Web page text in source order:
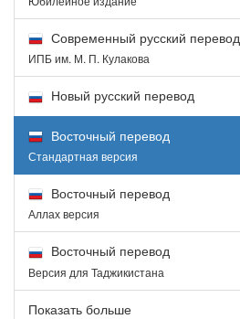
Современный русский перевод
ИПБ им. М. П. Кулакова
Новый русский перевод
Восточный перевод
Стандартная версия
Восточный перевод
Аллах версия
Восточный перевод
Версия для Таджикистана
Показать больше